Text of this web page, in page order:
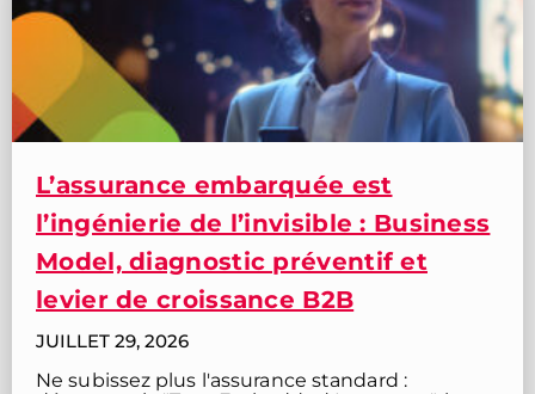
L’assurance embarquée est
l’ingénierie de l’invisible : Business
Model, diagnostic préventif et
levier de croissance B2B
JUILLET 29, 2026
Ne subissez plus l'assurance standard :